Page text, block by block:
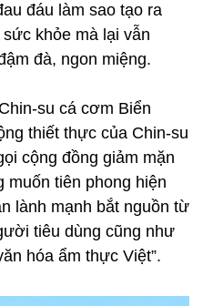
đáu làm sao tạo ra
khỏe mà lại vẫn
đà, ngon miệng.
su cá cơm Biển
thiết thực của Chin-su
cộng đồng giảm mặn
muốn tiên phong hiện
lành mạnh bắt nguồn từ
tiêu dùng cũng như
hóa ẩm thực Việt”.